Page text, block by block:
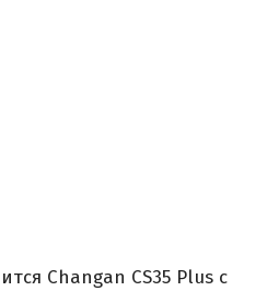
Changan CS35 Plus с